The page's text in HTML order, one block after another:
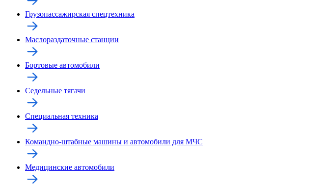
Грузопассажирская спецтехника
Маслораздаточные станции
Бортовые автомобили
Седельные тягачи
Специальная техника
Командно-штабные машины и автомобили для МЧС
Медицинские автомобили